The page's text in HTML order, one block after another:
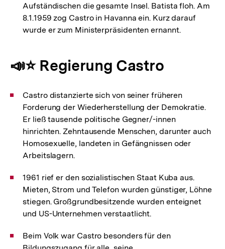
Aufständischen die gesamte Insel. Batista floh. Am
8.1.1959 zog Castro in Havanna ein. Kurz darauf
wurde er zum Ministerpräsidenten ernannt.
📣⭐ Regierung Castro
Castro distanzierte sich von seiner früheren
Forderung der Wiederherstellung der Demokratie.
Er ließ tausende politische Gegner/-innen
hinrichten. Zehntausende Menschen, darunter auch
Homosexuelle, landeten in Gefängnissen oder
Arbeitslagern.
1961 rief er den sozialistischen Staat Kuba aus.
Mieten, Strom und Telefon wurden günstiger, Löhne
stiegen. Großgrundbesitzende wurden enteignet
und US-Unternehmen verstaatlicht.
Beim Volk war Castro besonders für den